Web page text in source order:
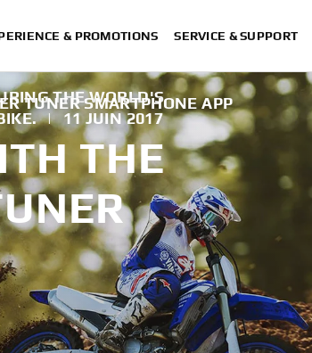
& PROMOTIONS SERVICE & SUPPORT
TUNER SMARTPHONE APP
THE WORLD'S
| 11 JUIN 2017
THE